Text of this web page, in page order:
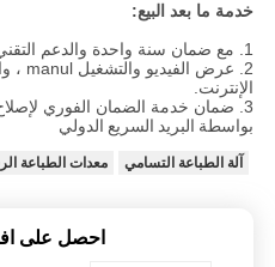
خدمة ما بعد البيع:
1. مع ضمان سنة واحدة والدعم التقني مدى الحياة.
2. عرض الفيديو والتشغيل manul ، والمهنية
الإنترنت.
3. ضمان خدمة الضمان الفوري لإصلاح
بواسطة البريد السريع الدولي
آلة الطباعة التسامي معدات الطباعة
احصل على